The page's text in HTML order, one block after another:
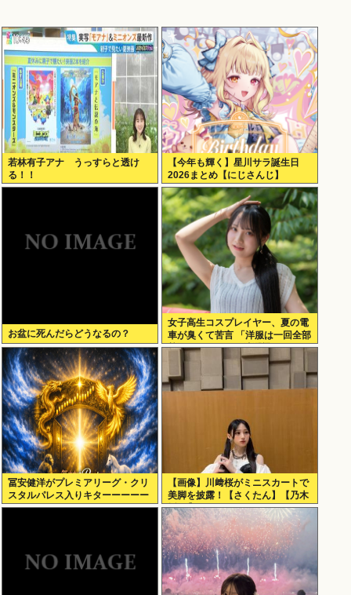
若林有子アナ うっすらと透け
る！！
【今年も輝く】星川サラ誕生日
2026まとめ【にじさんじ】
お盆に死んだらどうなるの？
女子高生コスプレイヤー、夏の電
車が臭くて苦言 「洋服は一回全部
熱湯につけよう！洗濯機はキッチ
ンハイター薄めた水で一回まわそ
う！」
冨安健洋がプレミアリーグ・クリ
スタルパレス入りキターーーーー
ー！
【画像】川﨑桜がミニスカートで
美脚を披露！【さくたん】【乃木
坂46】